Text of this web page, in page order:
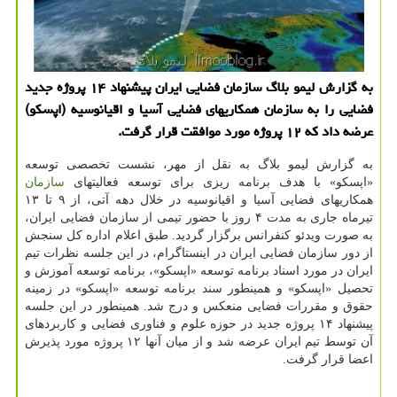
به گزارش لیمو بلاگ سازمان فضایی ایران پیشنهاد ۱۴ پروژه جدید
فضایی را به سازمان همكاریهای فضایی آسیا و اقیانوسیه (اپسكو)
عرضه داد كه ۱۲ پروژه مورد موافقت قرار گرفت.
به گزارش لیمو بلاگ به نقل از مهر، نشست تخصصی توسعه
«اپسکو» با هدف برنامه ریزی برای توسعه فعالیتهای سازمان
همکاریهای فضایی آسیا و اقیانوسیه در خلال دهه آتی، از ۹ تا ۱۳
تیرماه جاری به مدت ۴ روز با حضور تیمی از سازمان فضایی ایران،
به صورت ویدئو کنفرانس برگزار گردید. طبق اعلام اداره کل سنجش
از دور سازمان فضایی ایران در اینستاگرام، در این جلسه نظرات تیم
ایران در مورد اسناد برنامه توسعه «اپسکو»، برنامه توسعه آموزش و
تحصیل «اپسکو» و همینطور سند برنامه توسعه «اپسکو» در زمینه
حقوق و مقررات فضایی منعکس و درج شد. همینطور در این جلسه
پیشنهاد ۱۴ پروژه جدید در حوزه علوم و فناوری فضایی و کاربردهای
آن توسط تیم ایران عرضه شد و از میان آنها ۱۲ پروژه مورد پذیرش
اعضا قرار گرفت.